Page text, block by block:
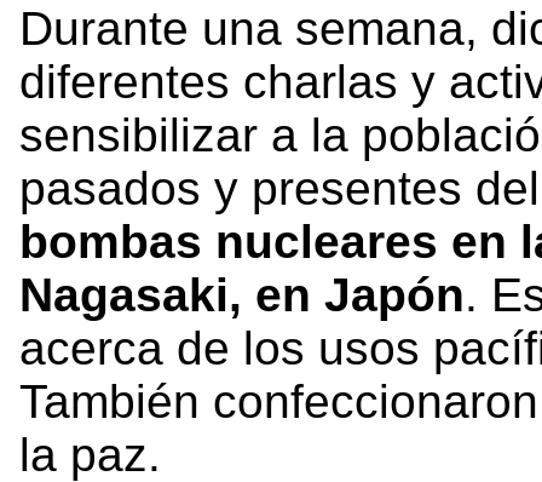
Durante una semana,
diferentes charlas y
sensibilizar a la
pasados y presentes
bombas nucleares en
Nagasaki, en Japón.
acerca de los usos
También
la paz.